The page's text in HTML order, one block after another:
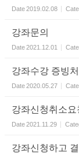
Date2019.02.08
강좌문의
Date2021.12.01
강좌수강 증빙
Date2020.05.27
강좌신청취소요
Date2021.11.29
강좌신청하고